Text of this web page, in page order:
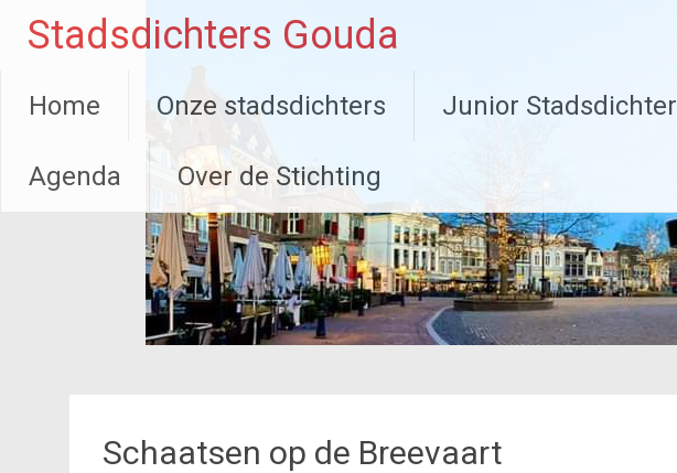
naar
inhoud
Stadsdichters Gouda
Home Onze stadsdichters Junior Stadsdichter
Agenda Over de Stichting
Schaatsen op de Breevaart